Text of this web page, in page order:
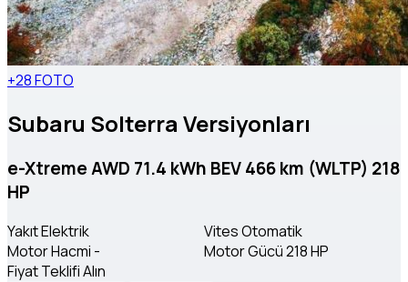
+28 FOTO
Subaru Solterra Versiyonları
e-Xtreme AWD 71.4 kWh BEV 466 km (WLTP) 218
HP
YakıtElektrik VitesOtomatik
Motor Hacmi - Motor Gücü218 HP
Fiyat Teklifi Alın